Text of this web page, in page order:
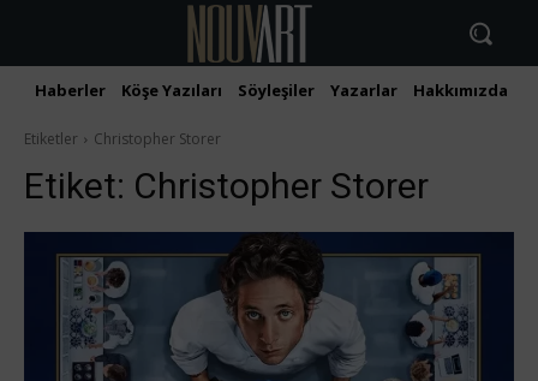
Haberler Köşe Yazıları Söyleşiler Yazarlar Hakkımızda
Etiketler Christopher Storer
Etiket: Christopher Storer